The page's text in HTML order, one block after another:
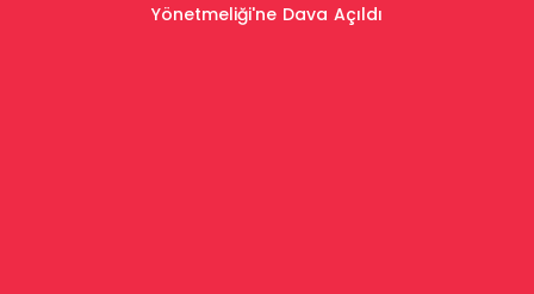
Yönetmeliği'ne Dava Açıldı